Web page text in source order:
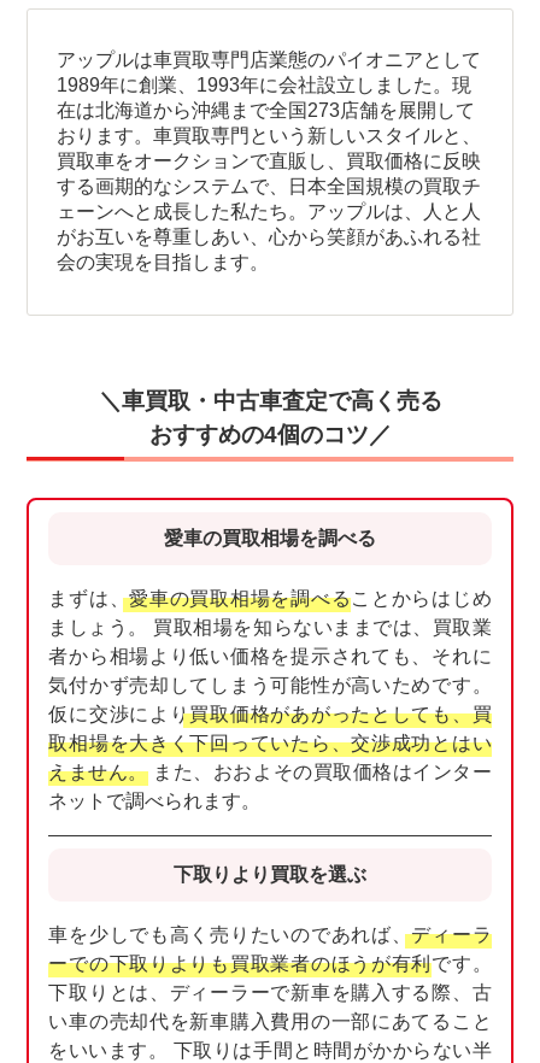
アップルは車買取専門店業態のパイオニアとして
1989年に創業、1993年に会社設立しました。現
在は北海道から沖縄まで全国273店舗を展開して
おります。車買取専門という新しいスタイルと、
買取車をオークションで直販し、買取価格に反映
する画期的なシステムで、日本全国規模の買取チ
ェーンへと成長した私たち。アップルは、人と人
がお互いを尊重しあい、心から笑顔があふれる社
会の実現を目指します。
＼車買取・中古車査定で高く売る
おすすめの4個のコツ／
愛車の買取相場を調べる
まずは、愛車の買取相場を調べることからはじめ
ましょう。 買取相場を知らないままでは、買取業
者から相場より低い価格を提示されても、それに
気付かず売却してしまう可能性が高いためです。
仮に交渉により買取価格があがったとしても、買
取相場を大きく下回っていたら、交渉成功とはい
えません。また、おおよその買取価格はインター
ネットで調べられます。
下取りより買取を選ぶ
車を少しでも高く売りたいのであれば、ディーラ
ーでの下取りよりも買取業者のほうが有利です。
下取りとは、ディーラーで新車を購入する際、古
い車の売却代を新車購入費用の一部にあてること
をいいます。 下取りは手間と時間がかからない半